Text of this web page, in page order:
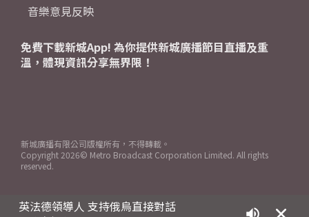
英法德領導人 支持俄烏直接對話
音樂意見反映
免費下載新城App! 為你提供新城廣播節目直播及重
溫，體現資訊分享無界限！
新城廣播有限公司版權所有，不得轉載。
Copyright 2026© Metro Broadcast Corporation Limited. All rights
reserved.